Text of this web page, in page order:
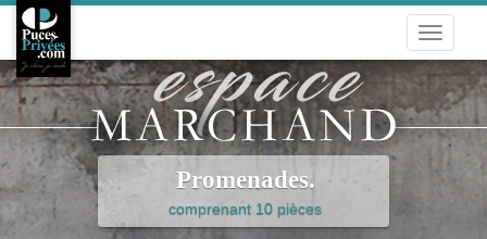
Toggle
Promenades.
comprenant 10 pièces